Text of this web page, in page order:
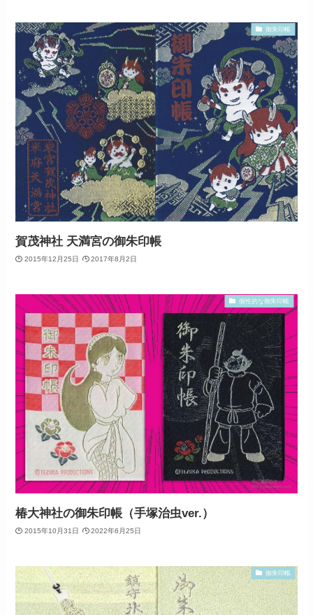
御朱印帳
賀茂神社 天満宮の御朱印帳
2015年12月25日 2017年8月2日
個性的な御朱印帳
椿大神社の御朱印帳（手塚治虫ver.）
2015年10月31日 2022年6月25日
御朱印帳